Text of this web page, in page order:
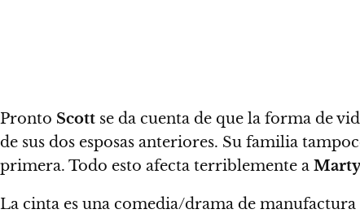
Pronto Scott se da cuenta de que la forma de
de sus dos esposas anteriores. Su familia
primera. Todo esto afecta terriblemente a
La cinta es una comedia/drama de